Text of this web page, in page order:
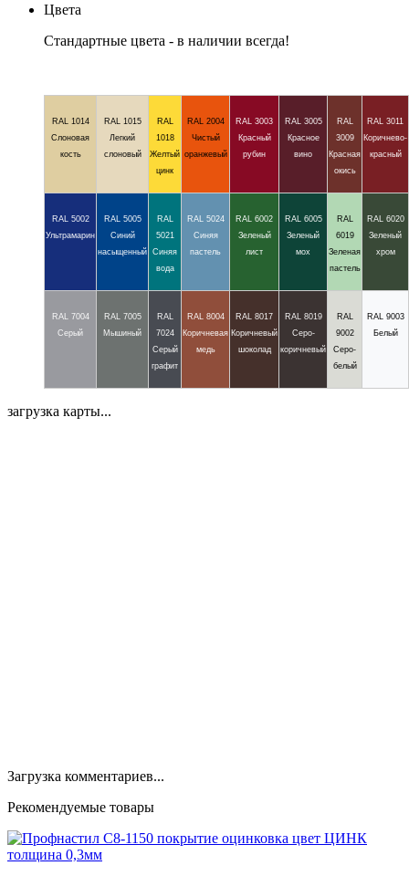
Цвета
Стандартные цвета - в наличии всегда!
RAL 1014
Слоновая
кость
RAL 1015
Легкий
слоновый
RAL
1018
Желтый
цинк
RAL 2004
Чистый
оранжевый
RAL 3003
Красный
рубин
RAL 3005
Красное
вино
RAL
3009
Красная
окись
RAL 3011
Коричнево-
красный
RAL 5002
Ультрамарин
RAL 5005
Синий
насыщенный
RAL
5021
Синяя
вода
RAL 5024
Синяя
пастель
RAL 6002
Зеленый
лист
RAL 6005
Зеленый
мох
RAL
6019
Зеленая
пастель
RAL 6020
Зеленый
хром
RAL 7004
Серый
RAL 7005
Мышиный
RAL
7024
Серый
графит
RAL 8004
Коричневая
медь
RAL 8017
Коричневый
шоколад
RAL 8019
Серо-
коричневый
RAL
9002
Серо-
белый
RAL 9003
Белый
загрузка карты...
Загрузка комментариев...
Рекомендуемые товары